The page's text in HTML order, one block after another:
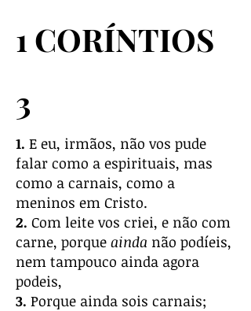
1 CORÍNTIOS
3
1. E eu, irmãos, não vos pude
falar como a espirituais, mas
como a carnais, como a
meninos em Cristo.
2. Com leite vos criei, e não com
carne, porque ainda não podíeis,
nem tampouco ainda agora
podeis,
3. Porque ainda sois carnais;